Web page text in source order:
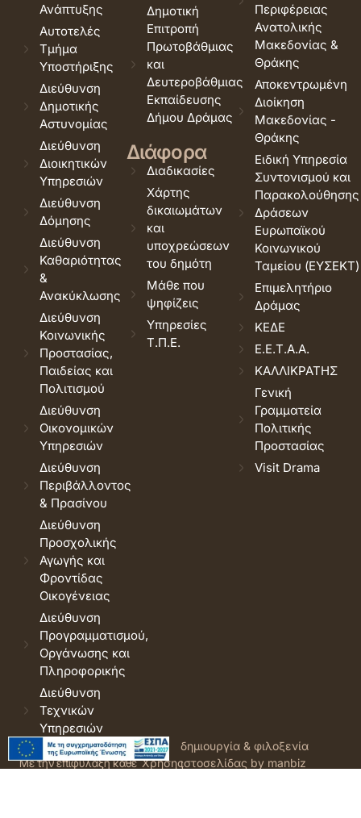
Ανάπτυξης
Αυτοτελές
Τμήμα
Υποστήριξης
Διεύθυνση
Δημοτικής
Αστυνομίας
Διεύθυνση
Διοικητικών
Υπηρεσιών
Διεύθυνση
Δόμησης
Διεύθυνση
Καθαριότητας
&
Ανακύκλωσης
Διεύθυνση
Κοινωνικής
Προστασίας,
Παιδείας και
Πολιτισμού
Διεύθυνση
Οικονομικών
Υπηρεσιών
Διεύθυνση
Περιβάλλοντος
& Πρασίνου
Διεύθυνση
Προσχολικής
Αγωγής και
Φροντίδας
Οικογένειας
Διεύθυνση
Προγραμματισμού,
Οργάνωσης και
Πληροφορικής
Διεύθυνση
Τεχνικών
Υπηρεσιών
Δημοτική
Επιτροπή
Πρωτοβάθμιας
και
Δευτεροβάθμιας
Εκπαίδευσης
Δήμου Δράμας
Διάφορα
Διαδικασίες
Χάρτης
δικαιωμάτων
και
υποχρεώσεων
του δημότη
Μάθε που
ψηφίζεις
Υπηρεσίες
Τ.Π.Ε.
Περιφέρειας
Ανατολικής
Μακεδονίας &
Θράκης
Αποκεντρωμένη
Διοίκηση
Μακεδονίας -
Θράκης
Ειδική Υπηρεσία
Συντονισμού και
Παρακολούθησης
Δράσεων
Ευρωπαϊκού
Κοινωνικού
Ταμείου (ΕΥΣΕΚΤ)
Επιμελητήριο
Δράμας
ΚΕΔΕ
Ε.Ε.Τ.Α.Α.
ΚΑΛΛΙΚΡΑΤΗΣ
Γενική
Γραμματεία
Πολιτικής
Προστασίας
Visit Drama
© 2026 Δήμος Δράμας.
Με την επιφύλαξη κάθε
Όροι
Χρήσης
δημιουργία & φιλοξενία
ιστοσελίδας by manbiz